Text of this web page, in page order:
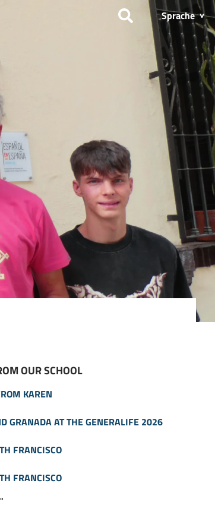
Sprache
OUR SCHOOL
KAREN
GRANADA AT THE GENERALIFE 2026
FRANCISCO
FRANCISCO